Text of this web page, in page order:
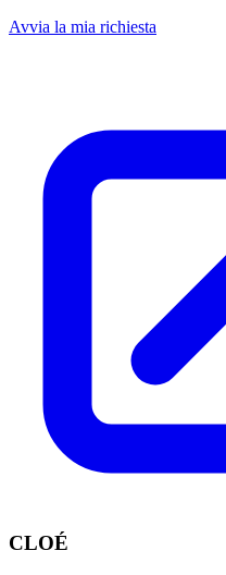
Avvia la mia richiesta
CLOÉ